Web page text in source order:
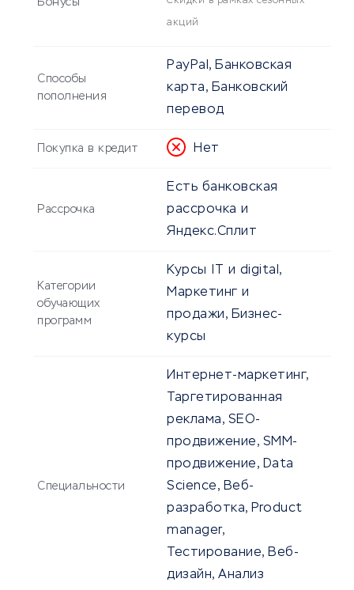
Бонусы
акций
Способы
пополнения
PayPal, Банковская
карта, Банковский
перевод
Покупка в кредит Нет
Рассрочка
Есть банковская
рассрочка и
Яндекс.Сплит
Категории
обучающих
программ
Курсы IT и digital,
Маркетинг и
продажи, Бизнес-
курсы
Специальности
Интернет-маркетинг,
Таргетированная
реклама, SEO-
продвижение, SMM-
продвижение, Data
Science, Веб-
разработка, Product
manager,
Тестирование, Веб-
дизайн, Анализ